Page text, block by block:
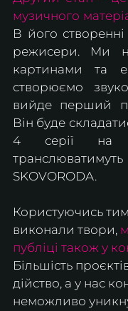
В його
режисери. Ми
картинами та
створюємо
вийде перший
Він буде
4 серії на
SKOVORODA.
Користуючись
виконали твори,
публіці також у
Більшість
дійство, а у нас
неможливо